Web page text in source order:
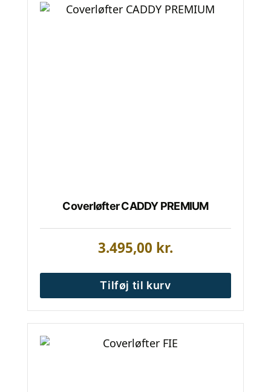
Coverløfter CADDY PREMIUM
3.495,00 kr.
Tilføj til kurv